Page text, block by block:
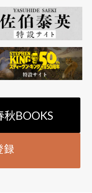
秋BOOKS
録